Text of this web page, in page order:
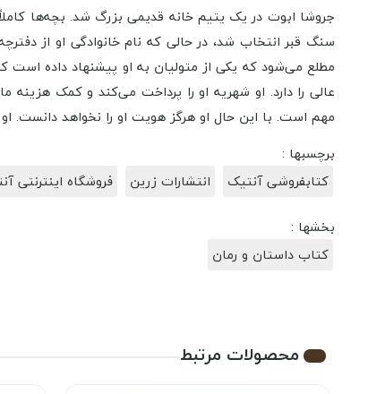
جروشا ابوت در یک یتیم خانه قدیمی بزرگ شد. بچه‌ها
سنگ قبر انتخاب شد، در حالی که نام خانوادگی او از
مطلع می‌شود که یکی از متولیان به او پیشنهاد داده
عالی را دارد. او شهریه او را پرداخت می‌کند و کمک
مهم است. با این حال او هرگز هویت او را نخواهد دانست.
برچسبها :
کتابفروشی آنتیک
انتشارات زرین فروشگاه اینترنتی
بخشها :
کتاب داستان و رمان
محصولات مرتبط